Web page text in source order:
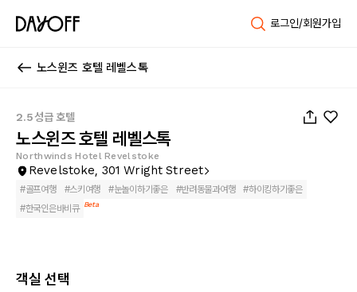
로그인/회원가입
노스윈즈 호텔 레벨스톡
2.5성급 호텔
노스윈즈 호텔 레벨스톡
Northwinds Hotel Revelstoke
Revelstoke, 301 Wright Street
#골프여행 #스키여행 #눈놀이하기좋은 #반려동물과여행 #하이킹하기좋은
#한국인은바비큐 Beta
객실 선택